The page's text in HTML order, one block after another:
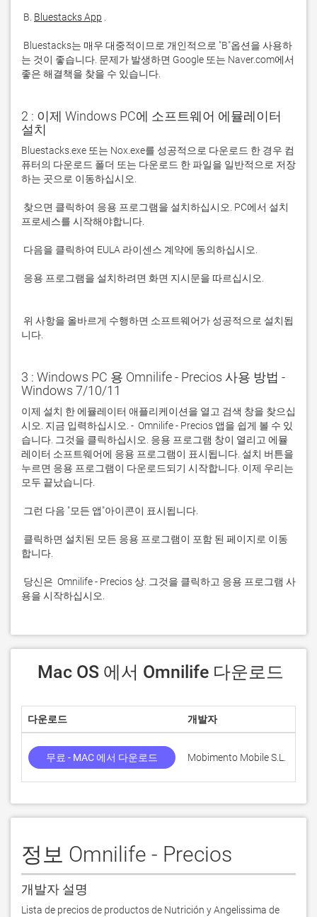
B. Bluestacks App
는 것이 좋습니다. 문제가 발생하면 Google 또는 Naver.com에서
좋은 해결책을 찾을 수 있습니다.
2 : 이제 Windows PC에 소프트웨어 에뮬레이터
설치
Bluestacks.exe 또는 Nox.exe를 성공적으로 다운로드 한 경우 컴
퓨터의 다운로드 폴더 또는 다운로드 한 파일을 일반적으로 저장
니다.
3 : Windows PC 용 Omnilife - Precios 사용 방법 -
Windows 7/10/11
이제 설치 한 에뮬레이터 애플리케이션을 열고 검색 창을 찾으십
시오. 지금 입력하십시오. -  Omnilife - Precios 앱을 쉽게 볼 수 있
습니다. 그것을 클릭하십시오. 응용 프로그램 창이 열리고 에뮬
레이터 소프트웨어에 응용 프로그램이 표시됩니다. 설치 버튼을
누르면 응용 프로그램이 다운로드되기 시작합니다. 이제 우리는
용을 시작하십시오.
Mac OS 에서 Omnilife 다운로드
다운로드 개발자
무료 - MAC 에서 다운로드 Mobimento Mobile S.L.
정보 Omnilife - Precios
개발자 설명
Lista de precios de productos de Nutrición y Angelissima de